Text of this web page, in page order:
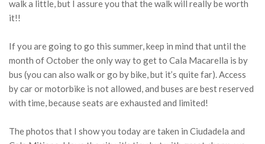
walk a little, but I assure you that the walk will really be worth
it!!
If you are going to go this summer, keep in mind that until the
month of October the only way to get to Cala Macarella is by
bus (you can also walk or go by bike, but it’s quite far). Access
by car or motorbike is not allowed, and buses are best reserved
with time, because seats are exhausted and limited!
The photos that I show you today are taken in Ciudadela and